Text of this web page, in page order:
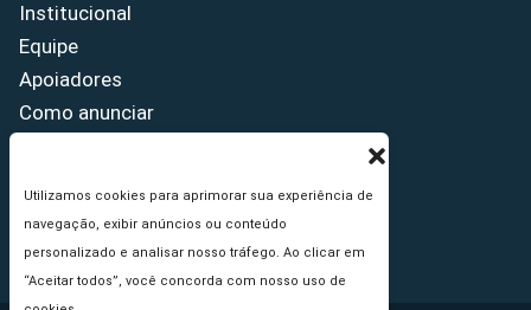
Utilizamos cookies para aprimorar sua experiência de
navegação, exibir anúncios ou conteúdo
personalizado e analisar nosso tráfego. Ao clicar em
“Aceitar todos”, você concorda com nosso uso de
Institucional
Equipe
Apoiadores
Como anunciar
Princípios Editoriais